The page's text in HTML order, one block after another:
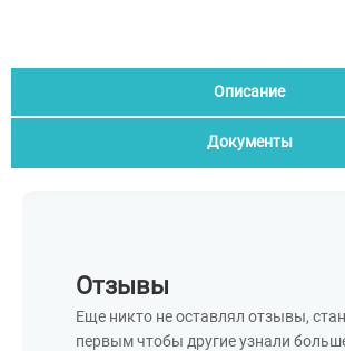
Описание
Документы
Отзывы
Еще никто не оставлял отзывы,
первым чтобы другие узнали